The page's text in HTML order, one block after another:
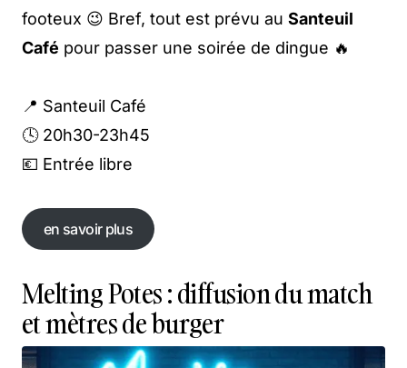
footeux 😉 Bref, tout est prévu au Santeuil
Café pour passer une soirée de dingue 🔥
📍 Santeuil Café
🕓 20h30-23h45
💶 Entrée libre
en savoir plus
en savoir plus
Melting Potes : diffusion du match
et mètres de burger